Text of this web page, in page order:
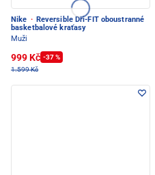
Nike · Reversible Dri-FIT oboustranné
basketbalové kraťasy
Muži
999 Kč -37 %
1.599 Kč